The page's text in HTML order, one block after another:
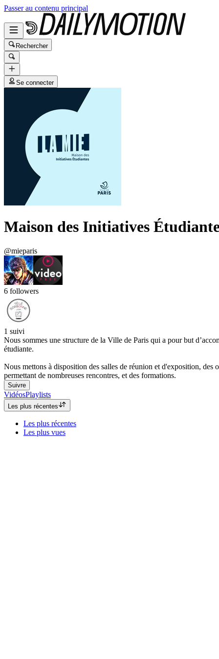
Passer au contenu principal
Rechercher
Se connecter
Maison des Initiatives
@mieparis
6 followers
1 suivi
Nous sommes une structure de la Ville de Paris qui a pour but
étudiante.
Nous mettons à disposition des salles de réunion et d'exposition, des
permettant de nombreuses rencontres, et des formations.
Suivre
VidéosPlaylists
Les plus récentes
Les plus récentes
Les plus vues